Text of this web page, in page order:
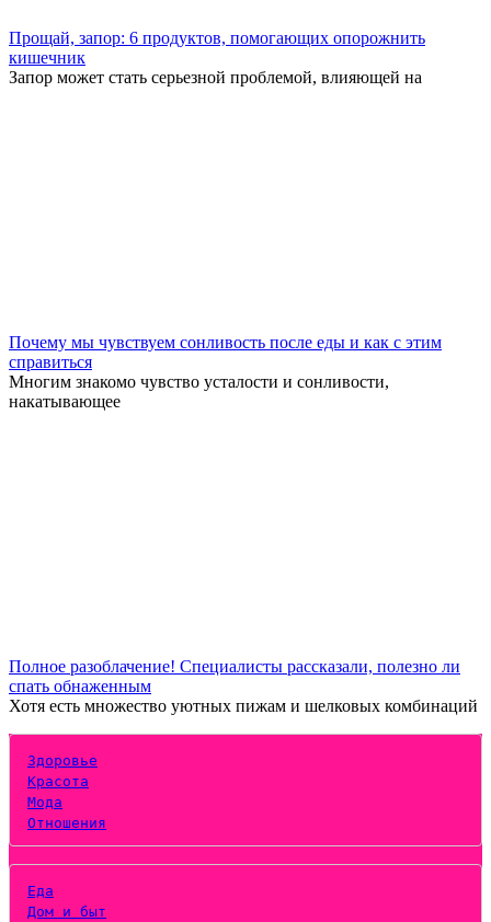
Прощай, запор: 6 продуктов, помогающих опорожнить
кишечник
Запор может стать серьезной проблемой, влияющей на
Почему мы чувствуем сонливость после еды и как с этим
справиться
Многим знакомо чувство усталости и сонливости,
накатывающее
Полное разоблачение! Специалисты рассказали, полезно ли
спать обнаженным
Хотя есть множество уютных пижам и шелковых комбинаций
Здоровье
Красота
Мода
Отношения
Еда
Дом и быт